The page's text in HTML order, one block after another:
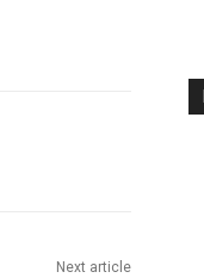
Next article